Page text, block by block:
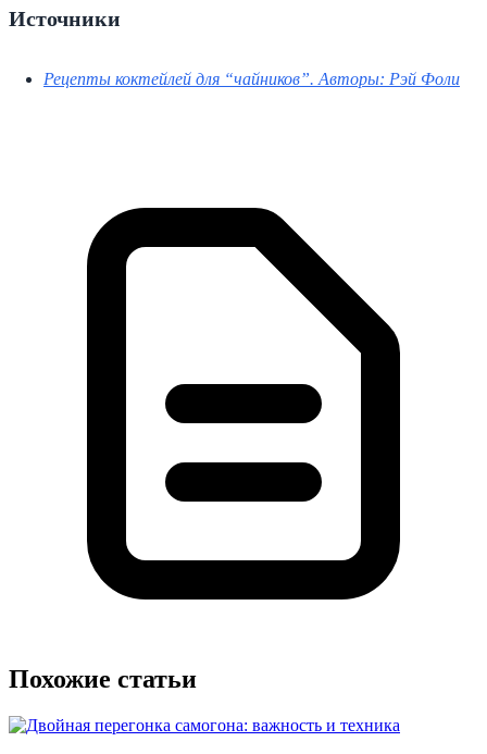
Источники
Рецепты коктейлей для “чайников”. Авторы: Рэй Фоли
Похожие статьи